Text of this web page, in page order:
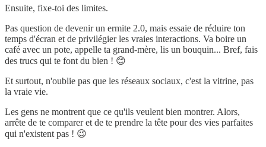
Ensuite, fixe-toi des limites.
Pas question de devenir un ermite 2.0, mais essaie de réduire ton
temps d'écran et de privilégier les vraies interactions. Va boire un
café avec un pote, appelle ta grand-mère, lis un bouquin... Bref, fais
des trucs qui te font du bien ! 😊
Et surtout, n'oublie pas que les réseaux sociaux, c'est la vitrine, pas
la vraie vie.
Les gens ne montrent que ce qu'ils veulent bien montrer. Alors,
arrête de te comparer et de te prendre la tête pour des vies parfaites
qui n'existent pas ! 😉